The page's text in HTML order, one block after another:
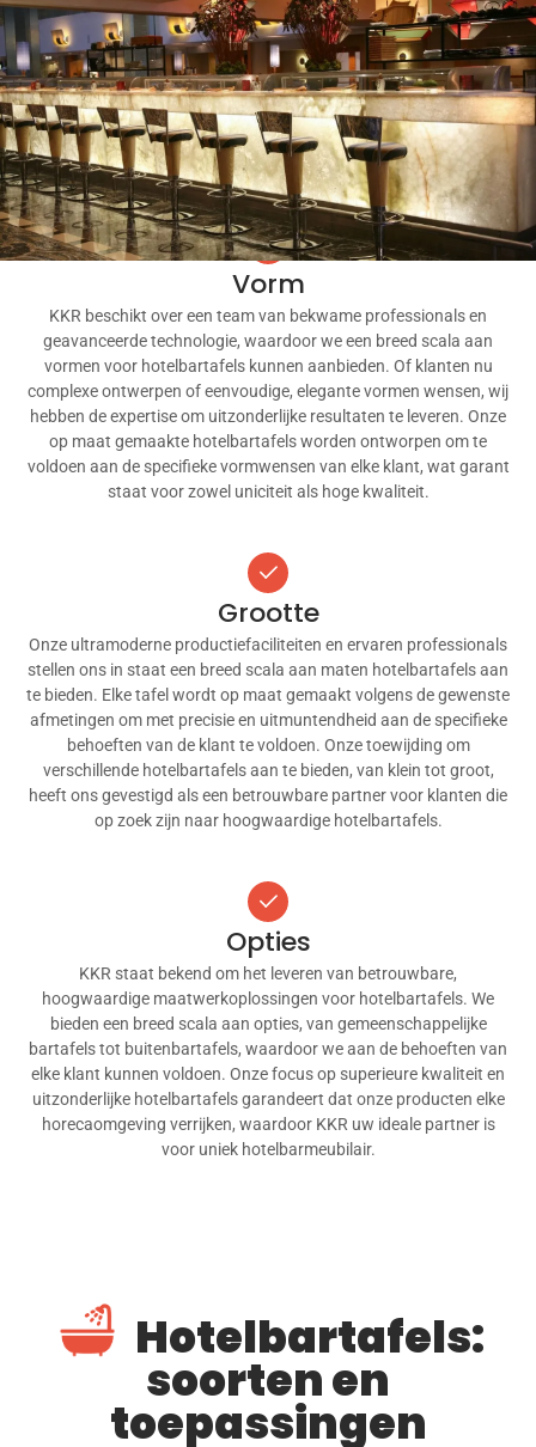
Ons ervaren ontwerpteam blinkt uit in het voldoen aan de unieke
eisen van klanten die op zoek zijn naar bijzondere ontwerpen voor
hotelbartafels. We blijven op de hoogte van de nieuwste
designtrends om ervoor te zorgen dat onze hotelbartafels in elke
omgeving opvallen. Van strakke en moderne ontwerpen tot meer
traditionele stijlen, wij bieden innovatieve oplossingen waarmee
bedrijven een statement kunnen maken.
Vorm
KKR beschikt over een team van bekwame professionals en
geavanceerde technologie, waardoor we een breed scala aan
vormen voor hotelbartafels kunnen aanbieden. Of klanten nu
complexe ontwerpen of eenvoudige, elegante vormen wensen, wij
hebben de expertise om uitzonderlijke resultaten te leveren. Onze
op maat gemaakte hotelbartafels worden ontworpen om te
voldoen aan de specifieke vormwensen van elke klant, wat garant
staat voor zowel uniciteit als hoge kwaliteit.
Grootte
Onze ultramoderne productiefaciliteiten en ervaren professionals
stellen ons in staat een breed scala aan maten hotelbartafels aan
te bieden. Elke tafel wordt op maat gemaakt volgens de gewenste
afmetingen om met precisie en uitmuntendheid aan de specifieke
behoeften van de klant te voldoen. Onze toewijding om
verschillende hotelbartafels aan te bieden, van klein tot groot,
heeft ons gevestigd als een betrouwbare partner voor klanten die
op zoek zijn naar hoogwaardige hotelbartafels.
Opties
KKR staat bekend om het leveren van betrouwbare,
hoogwaardige maatwerkoplossingen voor hotelbartafels. We
bieden een breed scala aan opties, van gemeenschappelijke
bartafels tot buitenbartafels, waardoor we aan de behoeften van
elke klant kunnen voldoen. Onze focus op superieure kwaliteit en
uitzonderlijke hotelbartafels garandeert dat onze producten elke
horecaomgeving verrijken, waardoor KKR uw ideale partner is
voor uniek hotelbarmeubilair.
Hotelbartafels:
soorten en
toepassingen